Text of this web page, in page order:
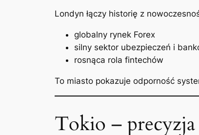
Londyn łączy historię z
globalny rynek Forex
silny sektor ubezpieczeń i
rosnąca rola fintechów
To miasto pokazuje odporność
Tokio –